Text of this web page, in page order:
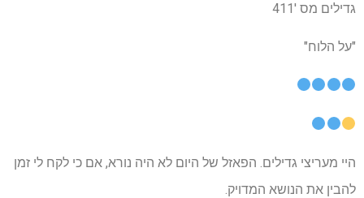
גדילים מס '411
"על הלוח"
היי מעריצי גדילים. הפאזל של היום לא היה נורא, אם כי לקח לי זמן
להבין את הנושא המדויק.